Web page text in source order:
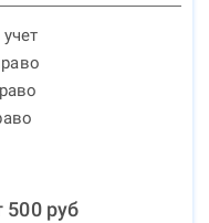
500руб